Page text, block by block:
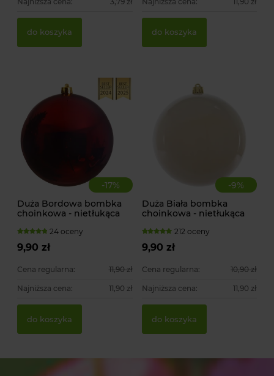
do koszyka do koszyka
-17%
Duża Bordowa bombka
choinkowa - nietłukąca
24 oceny
9,90 zł
Cena regularna: 11,90 zł
Najniższa cena: 11,90 zł
do koszyka
-9%
Duża Biała bombka
choinkowa - nietłukąca
212 oceny
9,90 zł
Cena regularna: 10,90 zł
Najniższa cena: 11,90 zł
do koszyka